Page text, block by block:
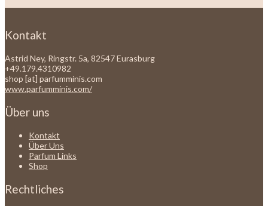
Kontakt
Astrid Ney, Ringstr. 5a, 82547 Eurasburg
+49.179.4310982
shop [at] parfumminis.com
www.parfumminis.com/
Über uns
Kontakt
Über Uns
Parfum Links
Shop
Rechtliches